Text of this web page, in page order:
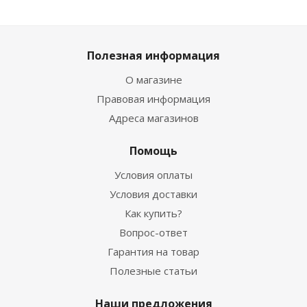
Полезная информация
О магазине
Правовая информация
Адреса магазинов
Помощь
Условия оплаты
Условия доставки
Как купить?
Вопрос-ответ
Гарантия на товар
Полезные статьи
Наши предложения